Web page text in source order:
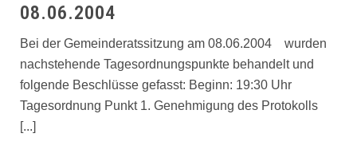
08.06.2004
Bei der Gemeinderatssitzung am 08.06.2004 wurden
nachstehende Tagesordnungspunkte behandelt und
folgende Beschlüsse gefasst: Beginn: 19:30 Uhr
Tagesordnung Punkt 1. Genehmigung des Protokolls
[...]